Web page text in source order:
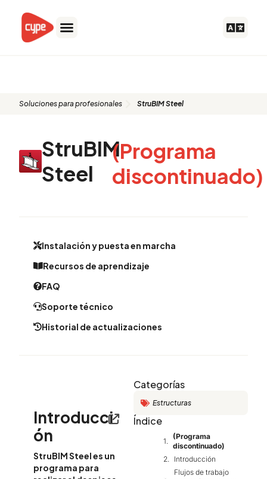
contenido
Soluciones para profesionales StruBIM Steel
StruBIM
Steel
(Programa
discontinuado)
Instalación y puesta en marcha
Recursos de aprendizaje
FAQ
Soporte técnico
Historial de actualizaciones
Categorías
Estructuras
Índice
(Programa
discontinuado)
Introducción
Flujos de trabajo
Introducci
ón
StruBIM Steel es un
programa para